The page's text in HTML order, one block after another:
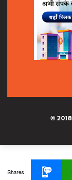
© 2018
Shares